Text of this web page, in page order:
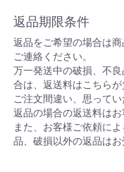
した。
2023/02/28 お客様
トのご注文をいた
ザソル」に配達い
2023/02/27 お客
注文をいただき、
いたしました。
2023/02/26 お客
だき、東京都町田
た。
2023/02/24 お客
ご注文をいただき
返品期限条件
返品をご希望の場合は
ご連絡ください。
万一発送中の破損、不
合は、返送料はこちらが
ご注文間違い、思って
返品の場合の返送料はお
また、お客様ご依頼に
品、破損以外の返品はお